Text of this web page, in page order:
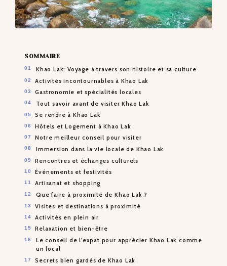
SOMMAIRE
Khao Lak: Voyage à travers son histoire et sa culture
Activités incontournables à Khao Lak
Gastronomie et spécialités locales
Tout savoir avant de visiter Khao Lak
Se rendre à Khao Lak
Hôtels et Logement à Khao Lak
Notre meilleur conseil pour visiter
Immersion dans la vie locale de Khao Lak
Rencontres et échanges culturels
Événements et festivités
Artisanat et shopping
Que faire à proximité de Khao Lak ?
Visites et destinations à proximité
Activités en plein air
Relaxation et bien-être
Le conseil de l’expat pour apprécier Khao Lak comme
un local
Secrets bien gardés de Khao Lak